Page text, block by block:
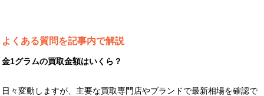
よくある質問を記事内で解説
金1グラムの買取金額はいくら？
日々変動しますが、主要な買取専門店やブランドで最新相場を確認で